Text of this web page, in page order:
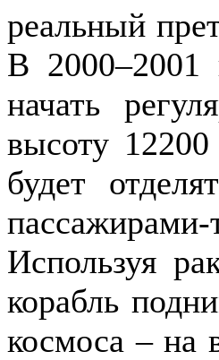
реальный
В 2000–2001
начать
высоту
будет
пассажирами-
Используя
корабль
космоса – на